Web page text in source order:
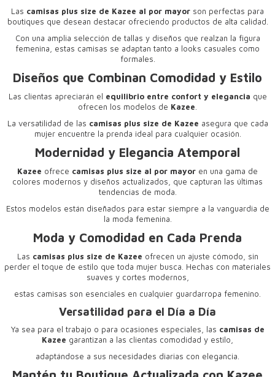
Las camisas plus size de Kazee al por mayor son perfectas para
boutiques que desean destacar ofreciendo productos de alta calidad.
Con una amplia selección de tallas y diseños que realzan la figura
femenina, estas camisas se adaptan tanto a looks casuales como
formales.
Diseños que Combinan Comodidad y Estilo
Las clientas apreciarán el equilibrio entre confort y elegancia que
ofrecen los modelos de Kazee
La versatilidad de las camisas plus size de Kazee asegura que cada
mujer encuentre la prenda ideal para cualquier ocasión.
Modernidad y Elegancia Atemporal
Kazee ofrece camisas plus size al por mayor en una gama de
colores modernos y diseños actualizados, que capturan las últimas
tendencias de moda.
Estos modelos están diseñados para estar siempre a la vanguardia de
la moda femenina.
Moda y Comodidad en Cada Prenda
Las camisas plus size de Kazee ofrecen un ajuste cómodo, sin
perder el toque de estilo que toda mujer busca. Hechas con materiales
suaves y cortes modernos,
estas camisas son esenciales en cualquier guardarropa femenino.
Versatilidad para el Día a Día
Ya sea para el trabajo o para ocasiones especiales, las camisas de
Kazee garantizan a las clientas comodidad y estilo,
adaptándose a sus necesidades diarias con elegancia.